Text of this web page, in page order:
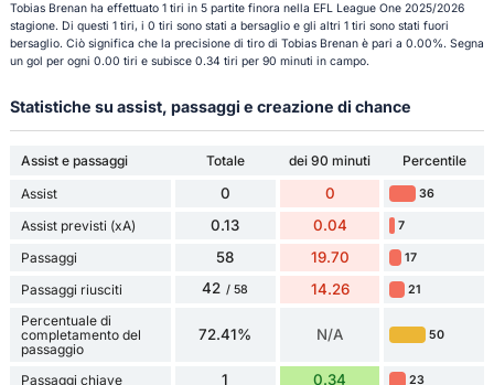
Tobias Brenan ha effettuato 1 tiri in 5 partite finora nella EFL League One 2025/2026
stagione. Di questi 1 tiri, i 0 tiri sono stati a bersaglio e gli altri 1 tiri sono stati fuori
bersaglio. Ciò significa che la precisione di tiro di Tobias Brenan è pari a 0.00%. Segna
un gol per ogni 0.00 tiri e subisce 0.34 tiri per 90 minuti in campo.
Statistiche su assist, passaggi e creazione di chance
Assist e passaggi Totale dei 90 minuti
Percentile
Assist
0 0 36
Assist previsti (xA) 0.13 0.04 7
Passaggi 58 19.70 17
Passaggi riusciti 42 / 58 14.26 21
Percentuale di
completamento del
passaggio
72.41% N/A 50
Passaggi chiave 1 0.34 23